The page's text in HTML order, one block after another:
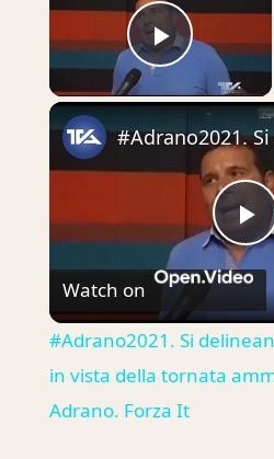
Play
Watch on
#Adrano2021. Si
in vista della tornata
Adrano. Forza It